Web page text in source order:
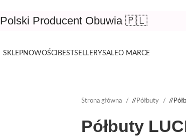
Polski Producent Obuwia 🇵🇱
SKLEPNOWOŚCI BESTSELLERYSALEO MARCE
Strona główna / Półbuty /
Półbuty